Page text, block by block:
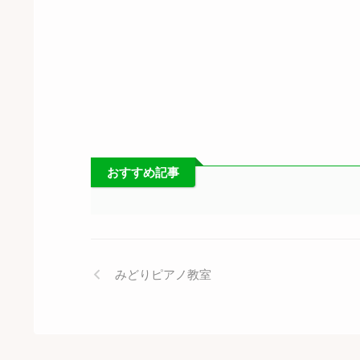
おすすめ記事
みどりピアノ教室